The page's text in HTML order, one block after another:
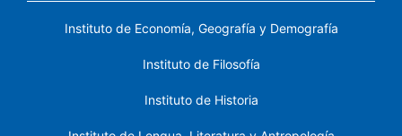
Instituto de Economía, Geografía y Demografía
Instituto de Filosofía
Instituto de Historia